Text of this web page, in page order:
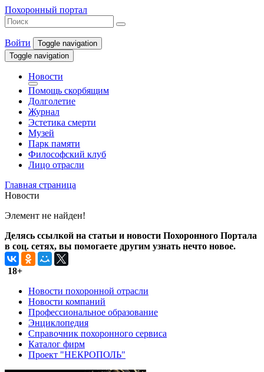
Похоронный портал
Войти
Toggle navigation
Toggle navigation
Новости
Помощь скорбящим
Долголетие
Журнал
Эстетика смерти
Музей
Парк памяти
Философский клуб
Лицо отрасли
Главная страница
Новости
Элемент не найден!
Делясь ссылкой на статьи и новости Похоронного Портала
в соц. сетях, вы помогаете другим узнать нечто новое.
18+
Новости похоронной отрасли
Новости компаний
Профессиональное образование
Энциклопедия
Справочник похоронного сервиса
Каталог фирм
Проект "НЕКРОПОЛЬ"